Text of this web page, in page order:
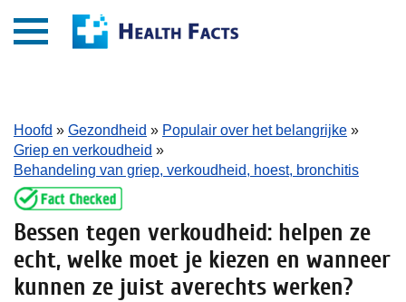
Hoofd » Gezondheid » Populair over het belangrijke »
Griep en verkoudheid »
Behandeling van griep, verkoudheid, hoest, bronchitis
Bessen tegen verkoudheid: helpen ze
echt, welke moet je kiezen en wanneer
kunnen ze juist averechts werken?